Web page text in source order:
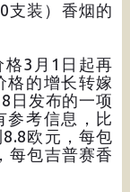
支装）香烟的
格3月1日起再
格的增长转嫁
日发布的一项
参考信息，比
欧元，每包
每包吉普赛香